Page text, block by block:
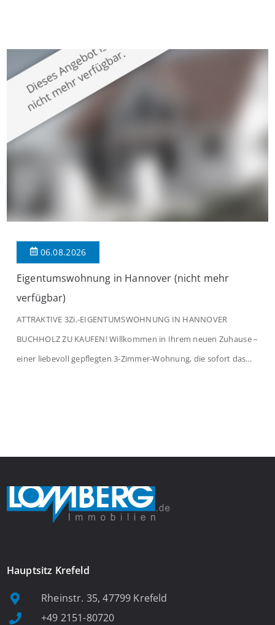
großzügige Räume und eine hochwertige Ausstattung, die
modernen Wohnkomfort mit einem stilvollen Ambiente
verbindet. Der […]
06.08.2026
Eigentumswohnung in Hannover (nicht mehr
verfügbar)
ATTRAKTIVE 3Zi.-EIGENTUMSWOHNUNG IN HANNOVER
BUCHHOLZ ZU KAUFEN! Willkommen in Ihrem neuen Zuhause –
einer liebevoll gepflegten 3-Zimmer-Wohnung, die sofort das
Hauptsitz Krefeld
Rheinstr. 35, 47799 Krefeld
+49 2151-80720